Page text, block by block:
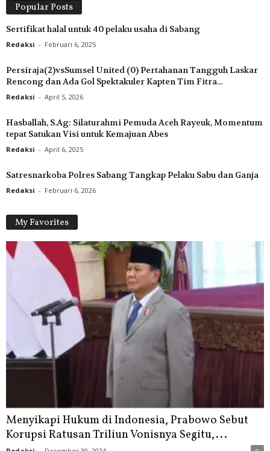
Popular Posts
Sertifikat halal untuk 40 pelaku usaha di Sabang
Redaksi - Februari 6, 2025
Persiraja(2)vsSumsel United (0) Pertahanan Tangguh Laskar
Rencong dan Ada Gol Spektakuler Kapten Tim Fitra...
Redaksi - April 5, 2026
Hasballah, S.Ag: Silaturahmi Pemuda Aceh Rayeuk, Momentum
tepat Satukan Visi untuk Kemajuan Abes
Redaksi - April 6, 2025
Satresnarkoba Polres Sabang Tangkap Pelaku Sabu dan Ganja
Redaksi - Februari 6, 2026
My Favorites
Menyikapi Hukum di Indonesia, Prabowo Sebut
Korupsi Ratusan Triliun Vonisnya Segitu,...